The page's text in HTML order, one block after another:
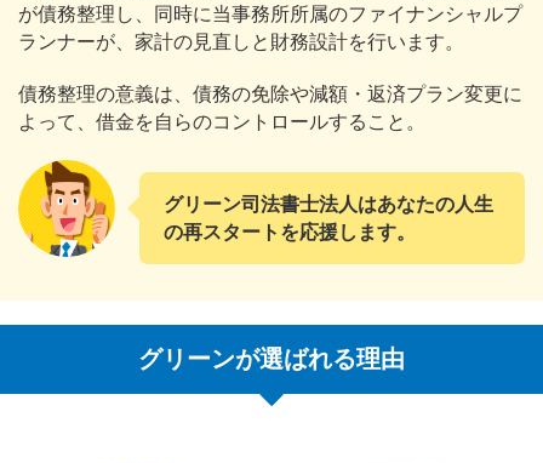
が債務整理し、同時に当事務所所属のファイナンシャルプ
ランナーが、家計の見直しと財務設計を行います。
債務整理の意義は、債務の免除や減額・返済プラン変更に
よって、借金を自らのコントロールすること。
グリーン司法書士法人はあなたの人生
の再スタートを応援します。
グリーンが選ばれる理由